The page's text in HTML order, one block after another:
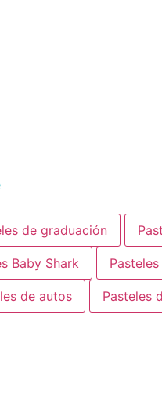
de graduación
Baby Shark Pasteles
de autos Pasteles